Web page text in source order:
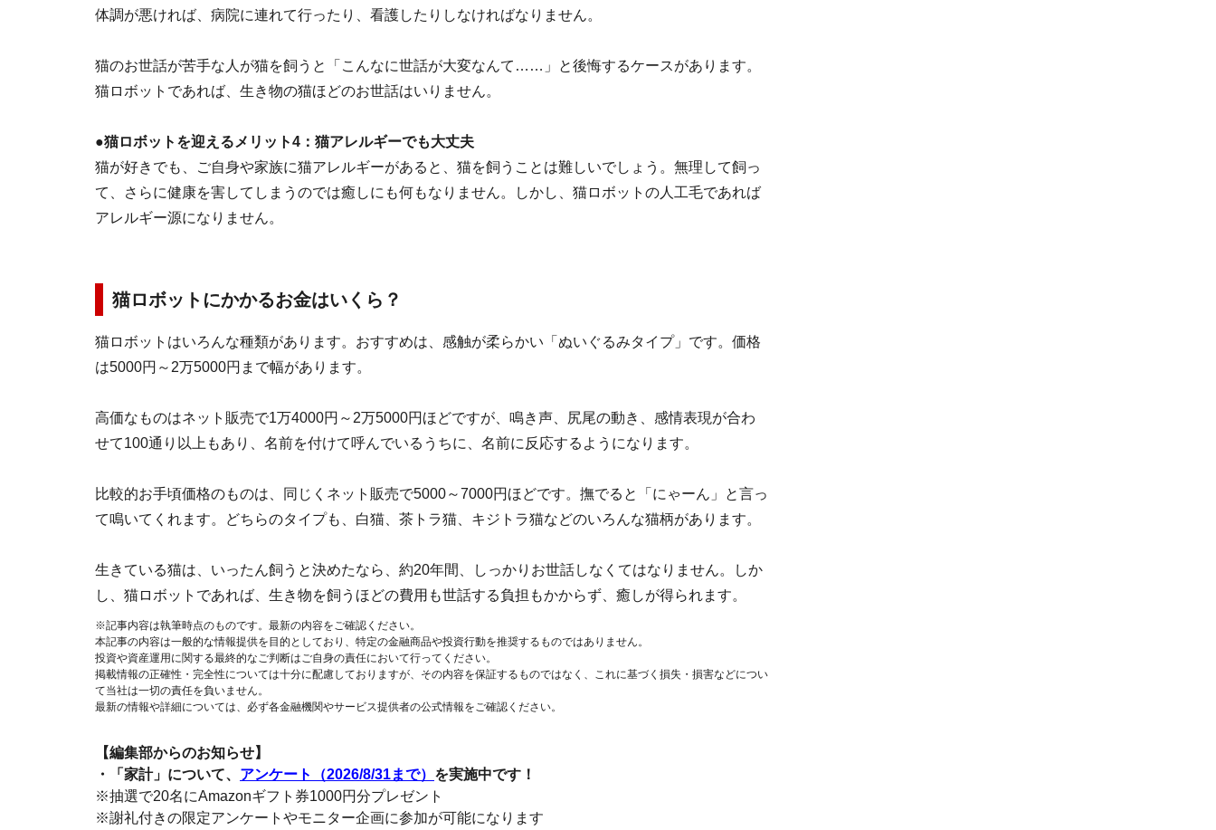
体調が悪ければ、病院に連れて行ったり、看護したりしなければなりません。
猫のお世話が苦手な人が猫を飼うと「こんなに世話が大変なんて……」と後悔するケースがあります。
猫ロボットであれば、生き物の猫ほどのお世話はいりません。
●猫ロボットを迎えるメリット4：猫アレルギーでも大丈夫
猫が好きでも、ご自身や家族に猫アレルギーがあると、猫を飼うことは難しいでしょう。無理して飼っ
て、さらに健康を害してしまうのでは癒しにも何もなりません。しかし、猫ロボットの人工毛であれば
アレルギー源になりません。
猫ロボットにかかるお金はいくら？
猫ロボットはいろんな種類があります。おすすめは、感触が柔らかい「ぬいぐるみタイプ」です。価格
は5000円～2万5000円まで幅があります。
高価なものはネット販売で1万4000円～2万5000円ほどですが、鳴き声、尻尾の動き、感情表現が合わ
せて100通り以上もあり、名前を付けて呼んでいるうちに、名前に反応するようになります。
比較的お手頃価格のものは、同じくネット販売で5000～7000円ほどです。撫でると「にゃーん」と言っ
て鳴いてくれます。どちらのタイプも、白猫、茶トラ猫、キジトラ猫などのいろんな猫柄があります。
生きている猫は、いったん飼うと決めたなら、約20年間、しっかりお世話しなくてはなりません。しか
し、猫ロボットであれば、生き物を飼うほどの費用も世話する負担もかからず、癒しが得られます。
※記事内容は執筆時点のものです。最新の内容をご確認ください。
本記事の内容は一般的な情報提供を目的としており、特定の金融商品や投資行動を推奨するものではありません。
投資や資産運用に関する最終的なご判断はご自身の責任において行ってください。
掲載情報の正確性・完全性については十分に配慮しておりますが、その内容を保証するものではなく、これに基づく損失・損害などについ
て当社は一切の責任を負いません。
最新の情報や詳細については、必ず各金融機関やサービス提供者の公式情報をご確認ください。
【編集部からのお知らせ】
・「家計」について、 アンケート（2026/8/31まで） を実施中です！
※抽選で20名にAmazonギフト券1000円分プレゼント
※謝礼付きの限定アンケートやモニター企画に参加が可能になります